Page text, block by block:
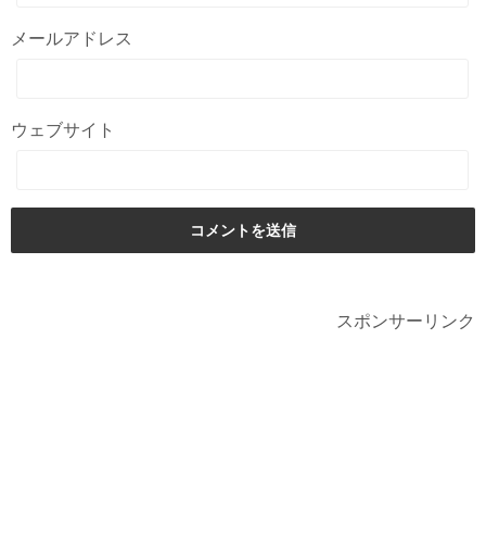
メールアドレス
ウェブサイト
スポンサーリンク